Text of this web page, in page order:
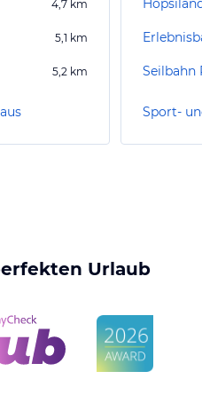
4,7 km
5,1 km
5,2 km Seilbahn
Sport-
Urlaub